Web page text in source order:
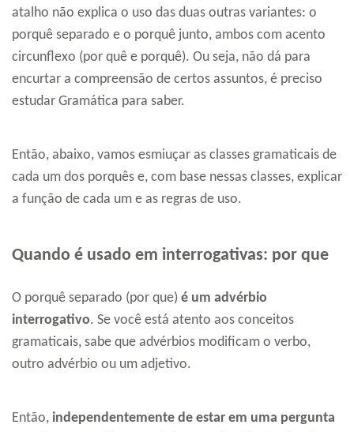
atalho não explica o uso das duas outras variantes: o
porquê separado e o porquê junto, ambos com acento
circunflexo (por quê e porquê). Ou seja, não dá para
encurtar a compreensão de certos assuntos, é preciso
estudar Gramática para saber.
Então, abaixo, vamos esmiuçar as classes gramaticais de
cada um dos porquês e, com base nessas classes, explicar
a função de cada um e as regras de uso.
Quando é usado em interrogativas: por que
O porquê separado (por que) é um advérbio
interrogativo. Se você está atento aos conceitos
gramaticais, sabe que advérbios modificam o verbo,
outro advérbio ou um adjetivo.
Então, independentemente de estar em uma pergunta